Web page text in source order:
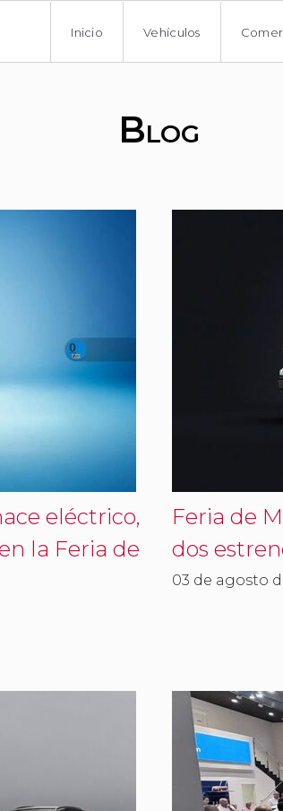
Inicio Vehículos
Blog
eléctrico,
la Feria de
Feria de
dos
03 de agosto